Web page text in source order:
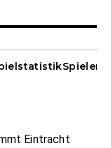
Spieler-
Eintracht